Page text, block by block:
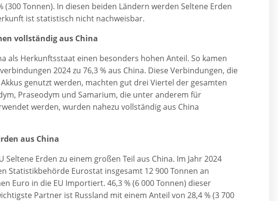
(300 Tonnen). In diesen beiden Ländern werden Seltene Erden
ist statistisch nicht nachweisbar.
vollständig aus China
als Herkunftsstaat einen besonders hohen Anteil. So kamen
2024 zu 76,3 % aus China. Diese Verbindungen, die
genutzt werden, machten gut drei Viertel der gesamten
Praseodym und Samarium, die unter anderem für
werden, wurden nahezu vollständig aus China
aus China
Erden zu einem großen Teil aus China. Im Jahr 2024
Statistikbehörde Eurostat insgesamt 12 900 Tonnen an
Euro in die EU Importiert. 46,3 % (6 000 Tonnen) dieser
Partner ist Russland mit einem Anteil von 28,4 % (3 700